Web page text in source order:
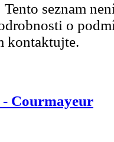
Tento seznam
o
kontaktujte.
Courmayeur